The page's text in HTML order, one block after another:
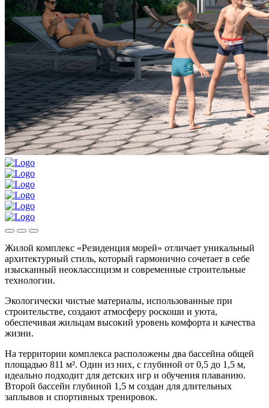
Жилой комплекс «Резиденция морей» отличает уникальный
архитектурный стиль, который гармонично сочетает в себе
изысканный неоклассицизм и современные строительные
технологии.
Экологически чистые материалы, использованные при
строительстве, создают атмосферу роскоши и уюта,
обеспечивая жильцам высокий уровень комфорта и качества
жизни.
На территории комплекса расположены два бассейна общей
площадью 811 м². Один из них, с глубиной от 0,5 до 1,5 м,
идеально подходит для детских игр и обучения плаванию.
Второй бассейн глубиной 1,5 м создан для длительных
заплывов и спортивных тренировок.